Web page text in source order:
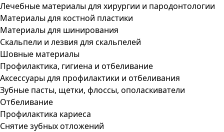
Лечебные материалы для хирургии и пародонтологии
Материалы для костной пластики
Материалы для шинирования
Скальпели и лезвия для скальпелей
Шовные материалы
Профилактика, гигиена и отбеливание
Аксессуары для профилактики и отбеливания
Зубные пасты, щетки, флоссы, ополаскиватели
Отбеливание
Профилактика кариеса
Снятие зубных отложений